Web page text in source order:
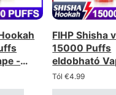
-
LED
FIHP Shisha
15000 Puffs
eldobható
Mesh Coil,
Tól€4.99